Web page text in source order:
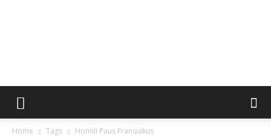
Home Tags Homili Paus Fransiakus